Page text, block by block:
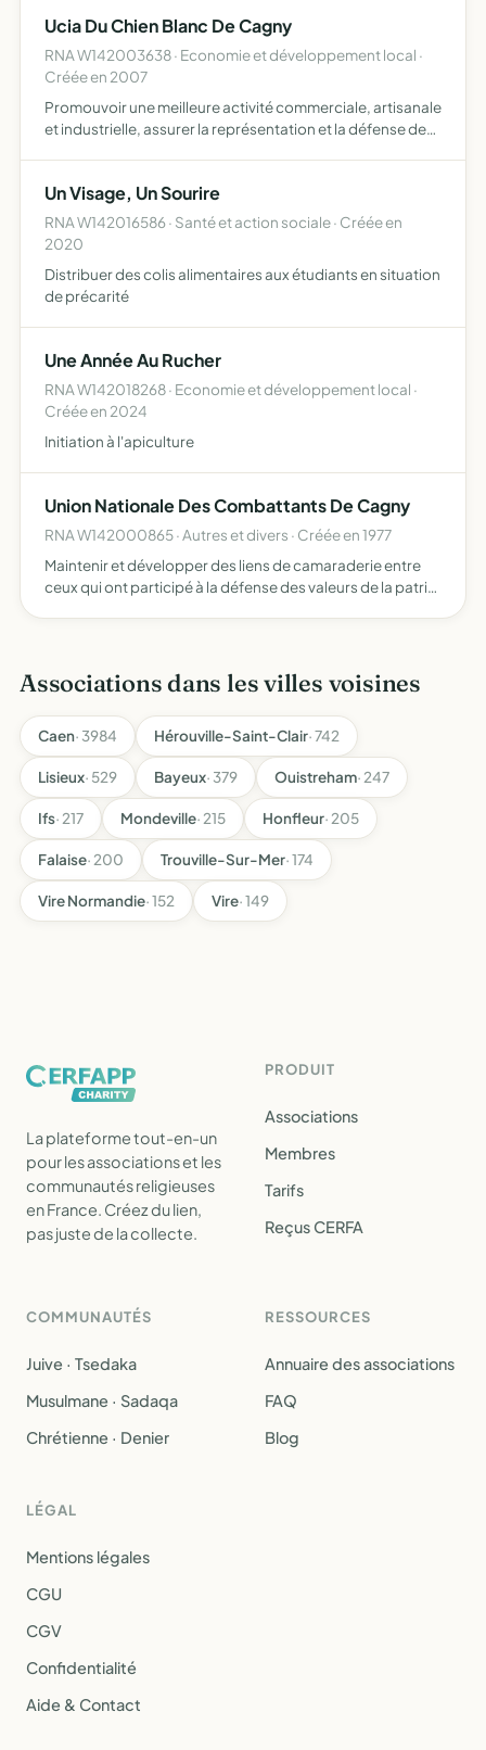
Ucia Du Chien Blanc De Cagny
RNA W142003638 · Economie et développement local ·
Créée en 2007
Promouvoir une meilleure activité commerciale, artisanale
et industrielle, assurer la représentation et la défense de
Un Visage, Un Sourire
RNA W142016586 · Santé et action sociale · Créée en
2020
Distribuer des colis alimentaires aux étudiants en situation
de précarité
Une Année Au Rucher
RNA W142018268 · Economie et développement local ·
Créée en 2024
Initiation à l'apiculture
Union Nationale Des Combattants De Cagny
RNA W142000865 · Autres et divers · Créée en 1977
Maintenir et développer des liens de camaraderie entre
ceux qui ont participé à la défense des valeurs de la patrie
Associations dans les villes voisines
Caen· 3984 Hérouville-Saint-Clair· 742
Lisieux· 529 Bayeux· 379 Ouistreham· 247
Ifs· 217 Mondeville· 215 Honfleur· 205
Falaise· 200 Trouville-Sur-Mer· 174
Vire Normandie· 152 Vire· 149
La plateforme tout-en-un
pour les associations et les
communautés religieuses
en France. Créez du lien,
pas juste de la collecte.
PRODUIT
Associations
Membres
Tarifs
Reçus CERFA
COMMUNAUTÉS
Juive · Tsedaka
Musulmane · Sadaqa
Chrétienne · Denier
RESSOURCES
Annuaire des associations
FAQ
Blog
LÉGAL
Mentions légales
CGU
CGV
Confidentialité
Aide & Contact